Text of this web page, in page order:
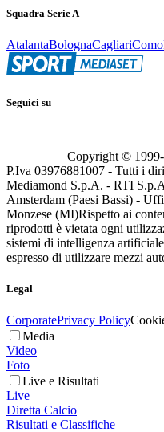
Squadra Serie A
AtalantaBolognaCagliariComo
Seguici su
Copyright © 1999-
P.Iva 03976881007 - Tutti i
Mediamond S.p.A. - RTI
Amsterdam (Paesi Bassi) -
Monzese (MI)Rispetto ai
riprodotti è vietata ogni
sistemi di intelligenza
espresso di utilizzare mezzi
Legal
CorporatePrivacy Policy
Media
Video
Foto
Live e Risultati
Live
Diretta Calcio
Risultati e Classifiche